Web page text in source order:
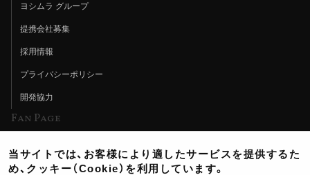
ヨシムラ グループ
提携会社募集
採用情報
プライバシーポリシー
開発協力
Fan Page
ヨシムラTV
当サイトでは、お客様により適したサービスを提供するた
め、クッキー（Cookie）を利用しています。